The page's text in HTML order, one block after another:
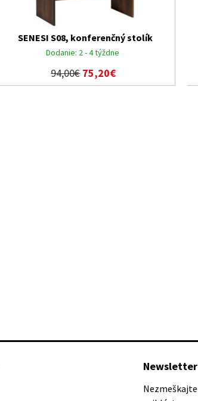
Dodanie: 2 - 4 týždne
SENESI S08, konferenčný stolík
94,00€75,20€
Newsletter